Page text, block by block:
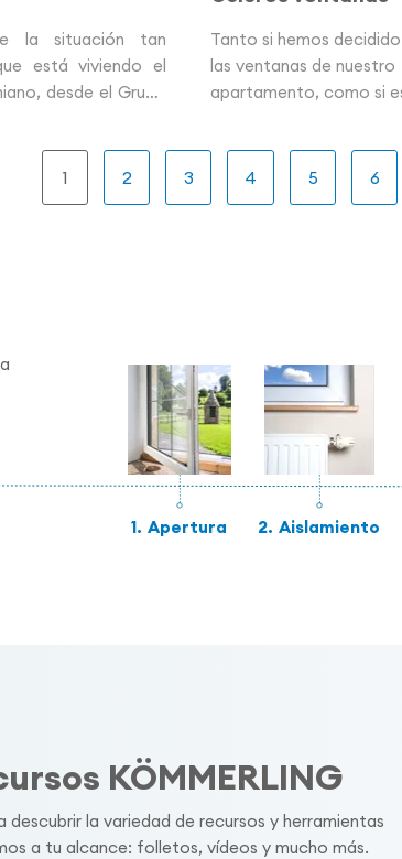
la situación tan
está viviendo el
desde el Grupo
Tanto si hemos
las ventanas de nuestro
apartamento, como si
Paginación
Página
actual
1 Página
2 Página
3 Página
4 Página
5 6
1. Apertura 2. Aislamiento
KÖMMERLING
descubrir la variedad de recursos y herramientas
a tu alcance: folletos, vídeos y mucho más.